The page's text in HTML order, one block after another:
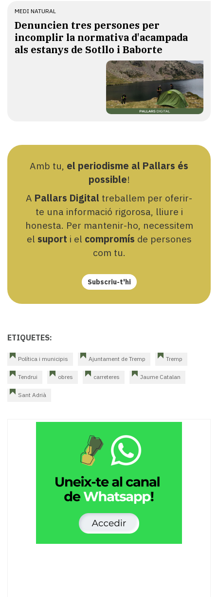
MEDI NATURAL
Denuncien tres persones per
incomplir la normativa d'acampada
als estanys de Sotllo i Baborte
Amb tu, el periodisme al Pallars és
possible!
A Pallars Digital treballem per oferir-
te una informació rigorosa, lliure i
honesta. Per mantenir-ho, necessitem
el suport i el compromís de persones
com tu.
Subscriu-t'hi
ETIQUETES:
Política i municipis Ajuntament de Tremp Tremp
Tendrui obres carreteres Jaume Catalan
Sant Adrià